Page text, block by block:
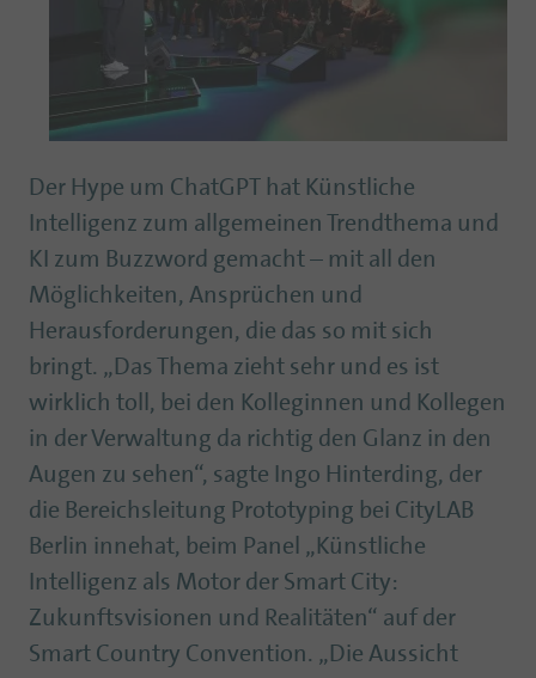
Der Hype um ChatGPT hat Künstliche
Intelligenz zum allgemeinen Trendthema und
KI zum Buzzword gemacht – mit all den
Möglichkeiten, Ansprüchen und
Herausforderungen, die das so mit sich
bringt. „Das Thema zieht sehr und es ist
wirklich toll, bei den Kolleginnen und Kollegen
in der Verwaltung da richtig den Glanz in den
Augen zu sehen“, sagte Ingo Hinterding, der
die Bereichsleitung Prototyping bei CityLAB
Berlin innehat, beim Panel „Künstliche
Intelligenz als Motor der Smart City:
Zukunftsvisionen und Realitäten“ auf der
Smart Country Convention. „Die Aussicht